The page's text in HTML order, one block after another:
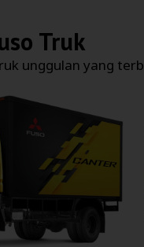
Truk
unggulan yang